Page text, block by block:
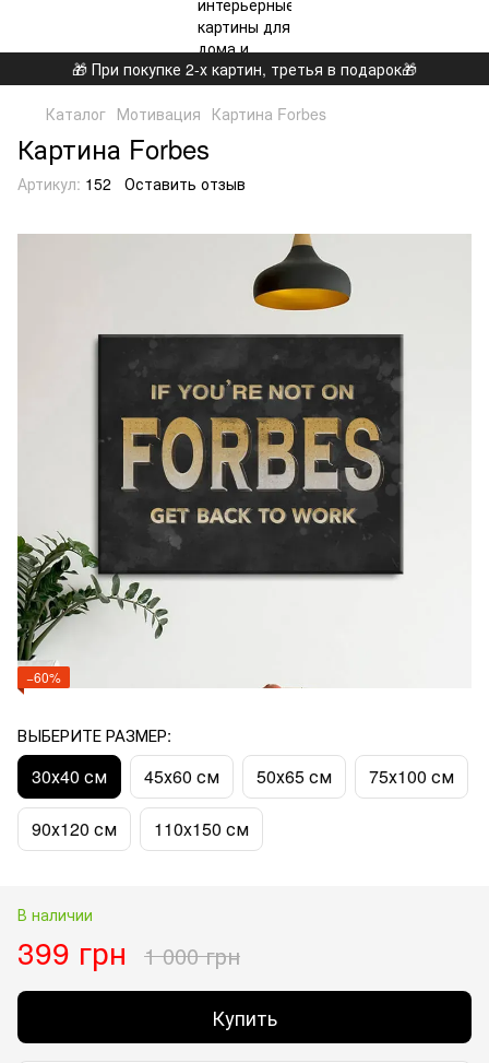
🎁 При покупке 2-х картин, третья в подарок🎁
Каталог Мотивация Картина Forbes
Картина Forbes
Артикул: 152 Оставить отзыв
−60%
ВЫБЕРИТЕ РАЗМЕР:
30х40 см 45х60 см 50х65 см 75х100 см
90х120 см 110x150 см
В наличии
399 грн 1 000 грн
Купить